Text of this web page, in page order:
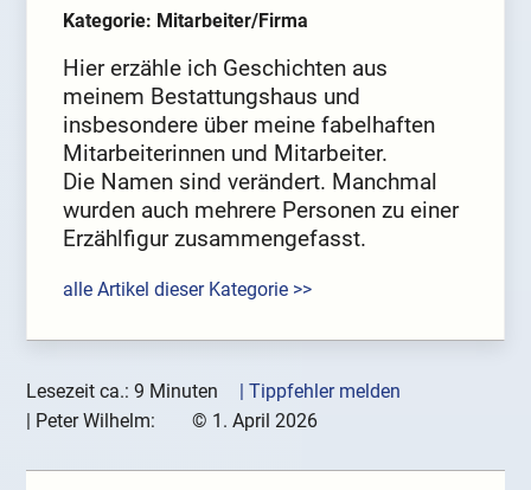
Kategorie: Mitarbeiter/Firma
Hier erzähle ich Geschichten aus
meinem Bestattungshaus und
insbesondere über meine fabelhaften
Mitarbeiterinnen und Mitarbeiter.
Die Namen sind verändert. Manchmal
wurden auch mehrere Personen zu einer
Erzählfigur zusammengefasst.
alle Artikel dieser Kategorie >>
Lesezeit ca.: 9 Minuten
| Tippfehler melden
| Peter Wilhelm: © 1. April 2026